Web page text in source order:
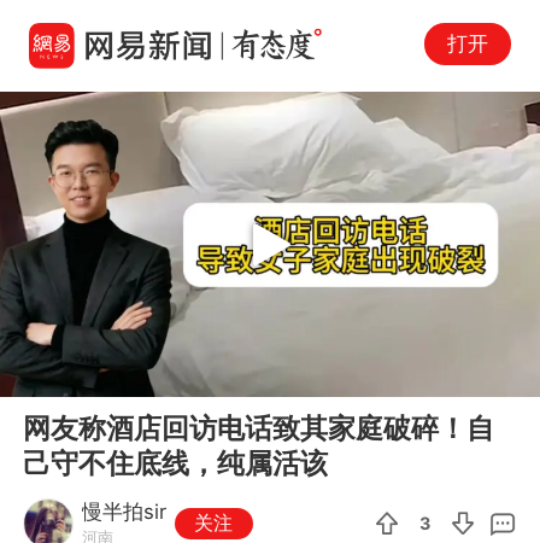
打开
00:00
Play
网友称酒店回访电话致其家庭破碎！自
己守不住底线，纯属活该
慢半拍sir
河南
关注 3